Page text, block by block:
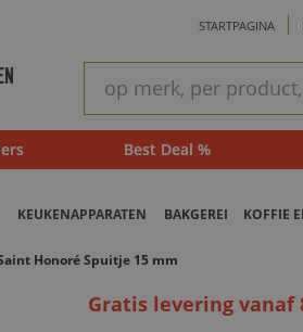
STARTPAGINA
zoeken
Best Deal %
KEUKENAPPARATEN BAKGEREI KOFFIE
Honoré Spuitje 15 mm
Gratis levering vanaf